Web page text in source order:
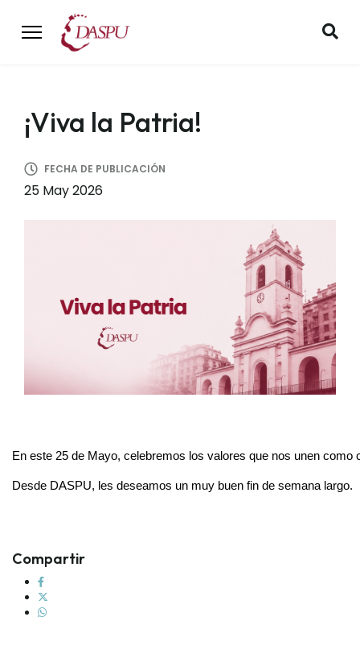
¡Viva la Patria!
FECHA DE PUBLICACIÓN
25 May 2026
En este 25 de Mayo, celebremos los valores que nos unen
Desde DASPU, les deseamos un muy buen fin de semana largo.
Compartir